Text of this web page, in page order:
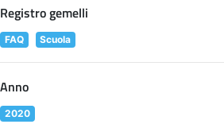
Registro gemelli
FAQ Scuola
Anno
2020